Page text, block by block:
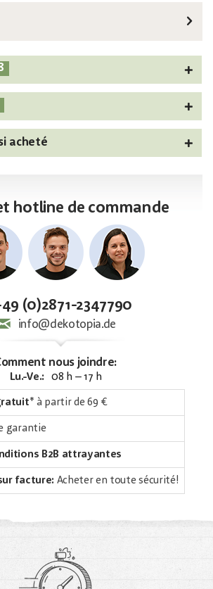
acheté
hotline de commande
(0)2871-2347790
info@dekotopia.de
nous joindre:
Lu.-Ve.: 08 h – 17 h
* à partir de 69 €
garantie
B2B attrayantes
facture: Acheter en toute sécurité!